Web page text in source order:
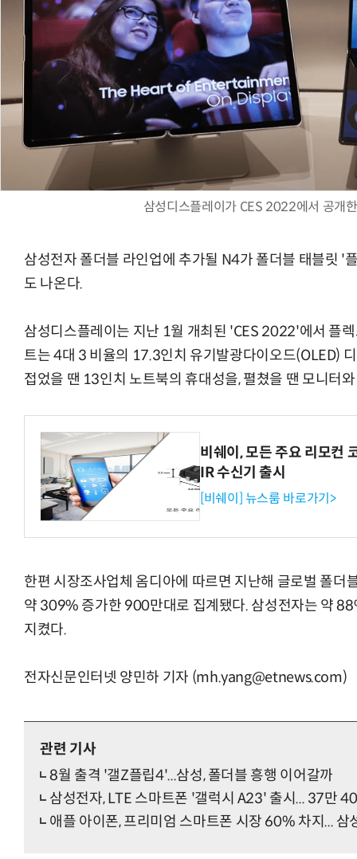
삼성디스플레이가 CES 2022에서 공개
삼성전자 폴더블 라인업에 추가될 N4가 폴더블 태블릿 '
도 나온다.
삼성디스플레이는 지난 1월 개최된 'CES 2022'에서 플
트는 4대 3 비율의 17.3인치 유기발광다이오드(OLED)
접었을 땐 13인치 노트북의 휴대성을, 펼쳤을 땐 모니터
비쉐이, 모든 주요 리모컨
IR 수신기 출시
[비쉐이] 뉴스룸 바로가기>
한편 시장조사업체 옴디아에 따르면 지난해 글로벌 폴
약 309% 증가한 900만대로 집계됐다. 삼성전자는 약
지켰다.
전자신문인터넷 양민하 기자 (mh.yang@etnews.com)
관련 기사
8월 출격 '갤Z플립4'...삼성, 폴더블 흥행 이어갈까
삼성전자, LTE 스마트폰 '갤럭시 A23' 출시... 37만
애플 아이폰, 프리미엄 스마트폰 시장 60% 차지...
“계속 쫓아왔다”…도망치